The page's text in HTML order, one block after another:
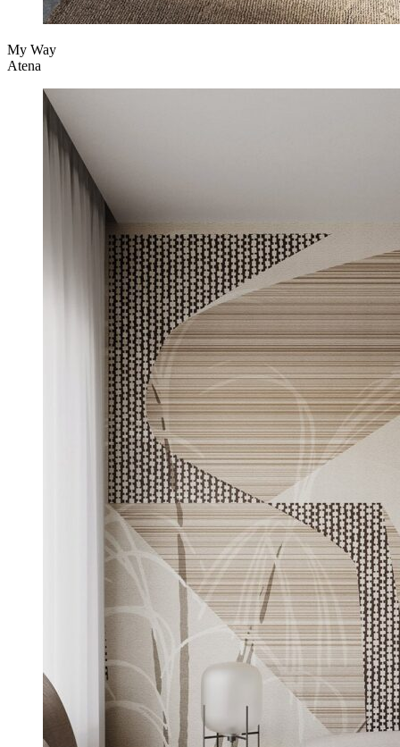
My Way
Atena